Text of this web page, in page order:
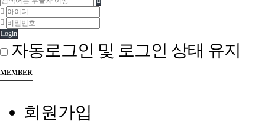
Login
자동로그인 및 로그인 상태 유지
MEMBER
회원가입